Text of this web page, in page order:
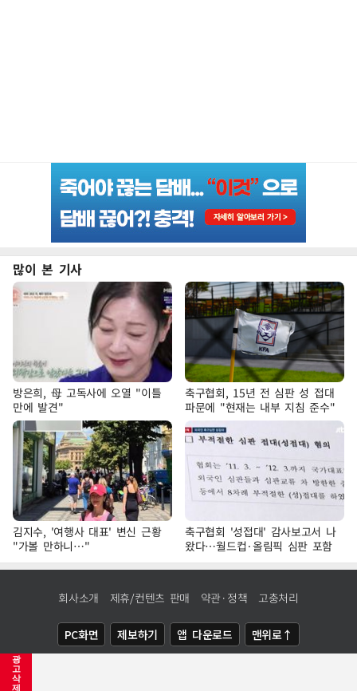
광
고
삭
제
많이 본 기사
방은희, 母 고독사에 오열 "이틀
만에 발견"
축구협회, 15년 전 심판 성 접대
파문에 "현재는 내부 지침 준수"
김지수, '여행사 대표' 변신 근황
"가볼 만하니…"
축구협회 '성접대' 감사보고서 나
왔다…월드컵·올림픽 심판 포함
회사소개 제휴/컨텐츠 판매 약관·정책 고충처리
PC화면 제보하기 앱 다운로드 맨위로↑